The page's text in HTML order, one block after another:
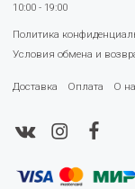
Политика
Условия обмена и
Доставка Оплата О
10:00 - 19:00